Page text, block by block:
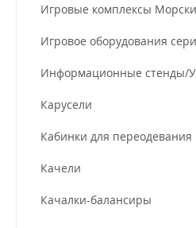
Игровые комплексы
Игровое оборудования
Информационные стенды/
Карусели
Кабинки для переодевания
Качели
Качалки-балансиры